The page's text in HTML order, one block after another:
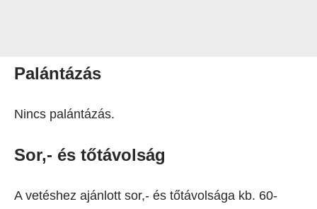
Palántázás
Nincs palántázás.
Sor,- és tőtávolság
A vetéshez ajánlott sor,- és tőtávolsága kb. 60-